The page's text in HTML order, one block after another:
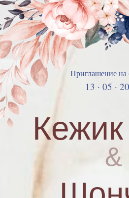
13 · 05 ·
&
Кежик
Приглашение на